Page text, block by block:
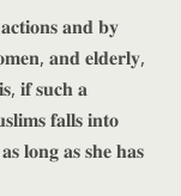
𝐚𝐧𝐝 𝐛𝐲
𝐚𝐧𝐝 𝐞𝐥𝐝𝐞𝐫𝐥𝐲,
𝐢𝐟 𝐬𝐮𝐜𝐡 𝐚
𝐟𝐚𝐥𝐥𝐬 𝐢𝐧𝐭𝐨
𝐥𝐨𝐧𝐠 𝐚𝐬 𝐬𝐡𝐞 𝐡𝐚𝐬